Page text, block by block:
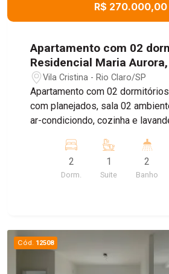
R$ 270.000,00
Apartamento com 02
Residencial Maria
Cristina, Rio Claro/SP
Vila Cristina - Rio Claro/SP
Apartamento com 02
com planejados, sala 02
ar-condiciondo, cozinha e
2
Dorm.
1
Suite
2
Banho
Cód. 12508